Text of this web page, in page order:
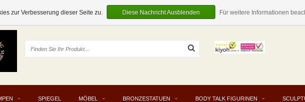
ANMELDEN
DE
SPIEGEL MÖBEL BRONZESTATUEN BODY TALK FIGURINEN
zur Verbesserung dieser Seite zu. Diese Nachricht Ausblenden Für weitere Informationen